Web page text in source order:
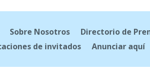
Sobre Nosotros Directorio de
de invitados
Anunciar aquí